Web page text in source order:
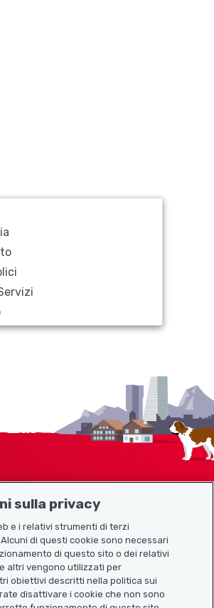
sulla privacy
e i relativi strumenti di terzi
di questi cookie sono necessari
di questo sito o dei relativi
altri vengono utilizzati per
obiettivi descritti nella politica sui
disattivare i cookie che non sono